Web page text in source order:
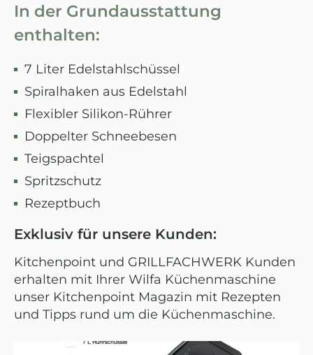
In der Grundausstattung
enthalten:
7 Liter Edelstahlschüssel
Spiralhaken aus Edelstahl
Flexibler Silikon-Rührer
Doppelter Schneebesen
Teigspachtel
Spritzschutz
Rezeptbuch
Exklusiv für unsere Kunden:
Kitchenpoint und GRILLFACHWERK Kunden
erhalten mit Ihrer Wilfa Küchenmaschine
unser Kitchenpoint Magazin mit Rezepten
und Tipps rund um die Küchenmaschine.